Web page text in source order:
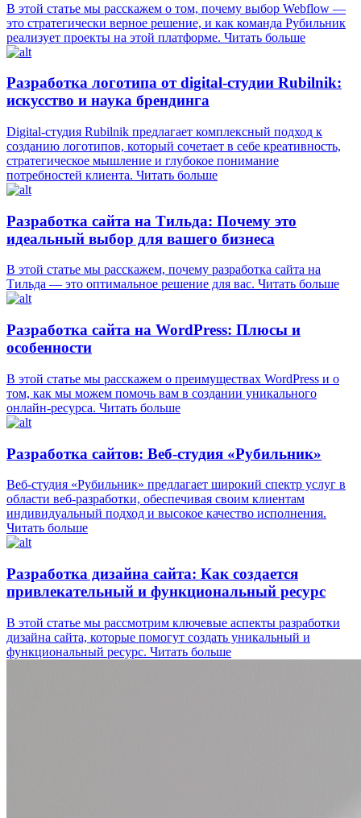
В этой статье мы расскажем о том, почему выбор Webflow —
это стратегически верное решение, и как команда Рубильник
реализует проекты на этой платформе. Читать больше
Разработка логотипа от digital-студии Rubilnik:
искусство и наука брендинга
Digital-студия Rubilnik предлагает комплексный подход к
созданию логотипов, который сочетает в себе креативность,
стратегическое мышление и глубокое понимание
потребностей клиента. Читать больше
Разработка сайта на Тильда: Почему это
идеальный выбор для вашего бизнеса
В этой статье мы расскажем, почему разработка сайта на
Тильда — это оптимальное решение для вас. Читать больше
Разработка сайта на WordPress: Плюсы и
особенности
В этой статье мы расскажем о преимуществах WordPress и о
том, как мы можем помочь вам в создании уникального
онлайн-ресурса. Читать больше
Разработка сайтов: Веб-студия «Рубильник»
Веб-студия «Рубильник» предлагает широкий спектр услуг в
области веб-разработки, обеспечивая своим клиентам
индивидуальный подход и высокое качество исполнения.
Читать больше
Разработка дизайна сайта: Как создается
привлекательный и функциональный ресурс
В этой статье мы рассмотрим ключевые аспекты разработки
дизайна сайта, которые помогут создать уникальный и
функциональный ресурс. Читать больше